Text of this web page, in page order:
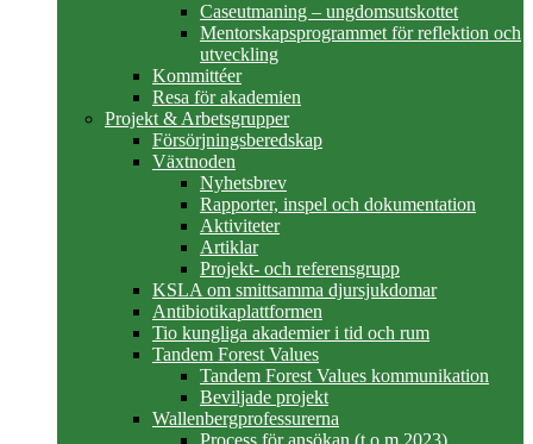
Caseutmaning – ungdomsutskottet
Mentorskapsprogrammet för reflektion och
utveckling
Kommittéer
Resa för akademien
Projekt & Arbetsgrupper
Försörjningsberedskap
Växtnoden
Nyhetsbrev
Rapporter, inspel och dokumentation
Aktiviteter
Artiklar
Projekt- och referensgrupp
KSLA om smittsamma djursjukdomar
Antibiotikaplattformen
Tio kungliga akademier i tid och rum
Tandem Forest Values
Tandem Forest Values kommunikation
Beviljade projekt
Wallenbergprofessurerna
Process för ansökan (t o m 2023)